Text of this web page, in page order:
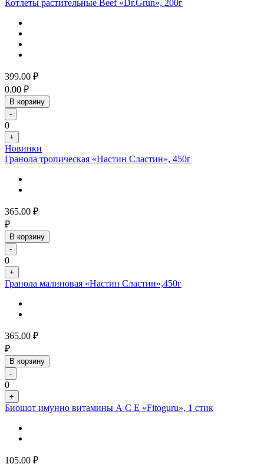
Котлеты растительные Beef «Dr.Grun», 200г
399.00 ₽
0.00 ₽
В корзину
-
0
+
Новинки
Гранола тропическая «Настин Сластин», 450г
365.00 ₽
₽
В корзину
-
0
+
Гранола малиновая «Настин Сластин»,450г
365.00 ₽
₽
В корзину
-
0
+
Биошот имунно витамины А С Е «Fitoguru», 1 стик
105.00 ₽